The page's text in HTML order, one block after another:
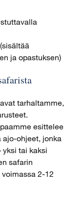
ja opastuksen)
tarhaltamme,
esittelee
ajo-ohjeet, jonka
yksi tai kaksi
safarin
2-12